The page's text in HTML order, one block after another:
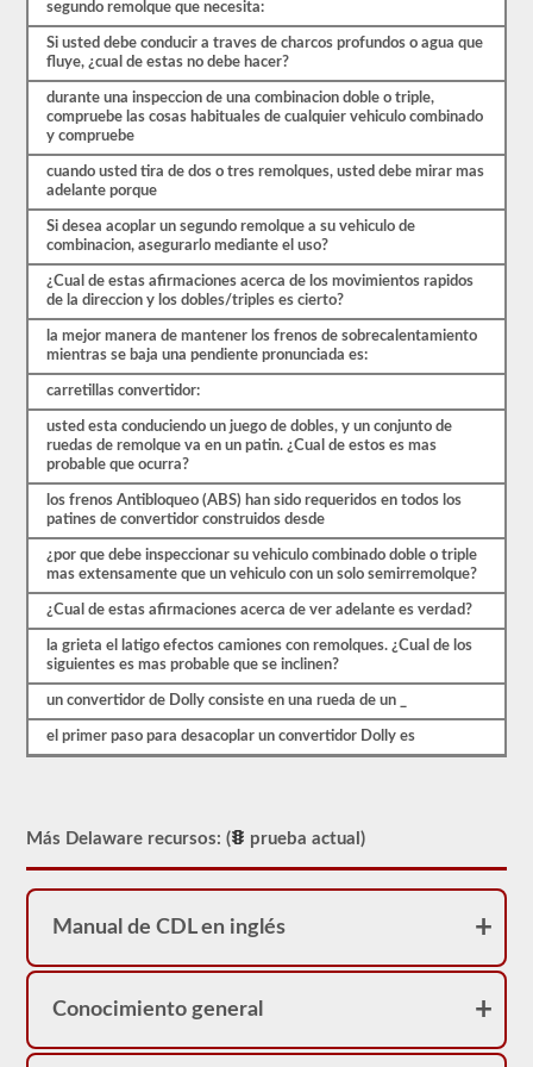
CDL.
El
examen
sí
tendrá
preguntas
opción
debe
menos
un
80%
(16
de
20)
para
aprobar
examen
de
dobles
triples.
Nuestras
pruebas
práctica
CDL
por
página,
opción
y
una
oportunidad
para
bien.
segundo remolque que necesita:
Si usted debe conducir a traves de charcos profundos o agua que
fluye, ¿cual de estas no debe hacer?
durante una inspeccion de una combinacion doble o triple,
compruebe las cosas habituales de cualquier vehiculo combinado
y compruebe
cuando usted tira de dos o tres remolques, usted debe mirar mas
adelante porque
Si desea acoplar un segundo remolque a su vehiculo de
combinacion, asegurarlo mediante el uso?
¿Cual de estas afirmaciones acerca de los movimientos rapidos
de la direccion y los dobles/triples es cierto?
la mejor manera de mantener los frenos de sobrecalentamiento
mientras se baja una pendiente pronunciada es:
carretillas convertidor:
usted esta conduciendo un juego de dobles, y un conjunto de
ruedas de remolque va en un patin. ¿Cual de estos es mas
probable que ocurra?
los frenos Antibloqueo (ABS) han sido requeridos en todos los
patines de convertidor construidos desde
¿por que debe inspeccionar su vehiculo combinado doble o triple
mas extensamente que un vehiculo con un solo semirremolque?
¿Cual de estas afirmaciones acerca de ver adelante es verdad?
la grieta el latigo efectos camiones con remolques. ¿Cual de los
siguientes es mas probable que se inclinen?
un convertidor de Dolly consiste en una rueda de un _
el primer paso para desacoplar un convertidor Dolly es
Más Delaware recursos: ( prueba actual)
Manual de CDL en inglés
Conocimiento general